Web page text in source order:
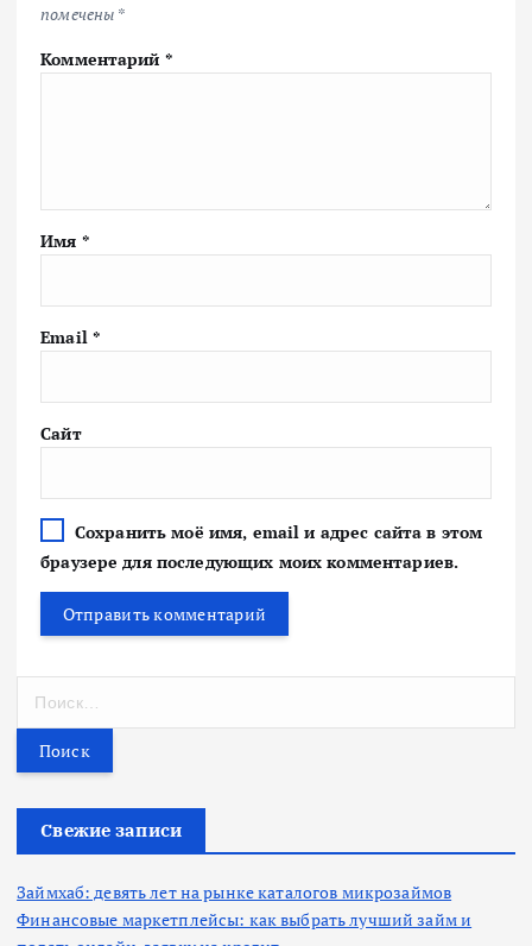
помечены *
Комментарий *
Имя *
Email *
Сайт
Сохранить моё имя, email и адрес сайта в этом
браузере для последующих моих комментариев.
т
Свежие записи
Займхаб: девять лет на рынке каталогов микрозаймов
Финансовые маркетплейсы: как выбрать лучший займ и